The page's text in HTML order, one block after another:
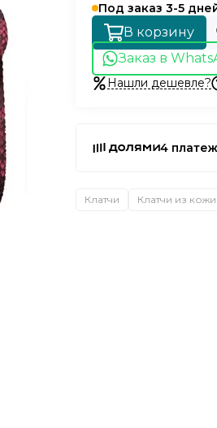
Под заказ 3-5
В корзину
Заказ в
Нашли дешевле?
4
Клатчи Клатчи из